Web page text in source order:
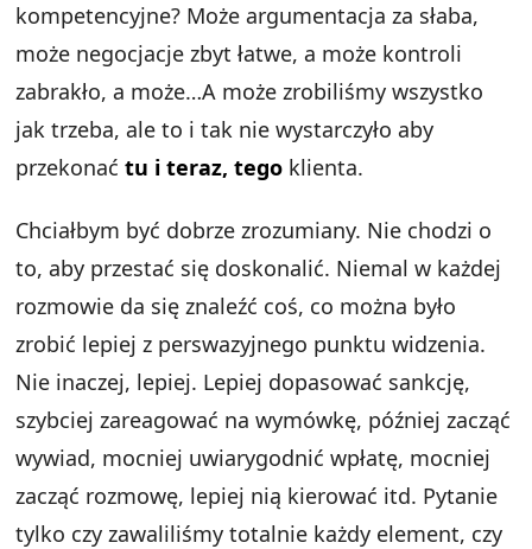
kompetencyjne? Może argumentacja za słaba,
może negocjacje zbyt łatwe, a może kontroli
zabrakło, a może…A może zrobiliśmy wszystko
jak trzeba, ale to i tak nie wystarczyło aby
przekonaćtu i teraz, tego klienta.
Chciałbym być dobrze zrozumiany. Nie chodzi o
to, aby przestać się doskonalić. Niemal w każdej
rozmowie da się znaleźć coś, co można było
zrobić lepiej z perswazyjnego punktu widzenia.
Nie inaczej, lepiej. Lepiej dopasować sankcję,
szybciej zareagować na wymówkę, później zacząć
wywiad, mocniej uwiarygodnić wpłatę, mocniej
zacząć rozmowę, lepiej nią kierować itd. Pytanie
tylko czy zawaliliśmy totalnie każdy element, czy